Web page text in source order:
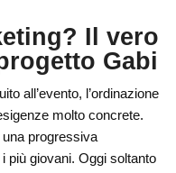
Il vero
Gabi
all’evento, l’ordinazione
molto concrete.
una progressiva
più giovani. Oggi soltanto